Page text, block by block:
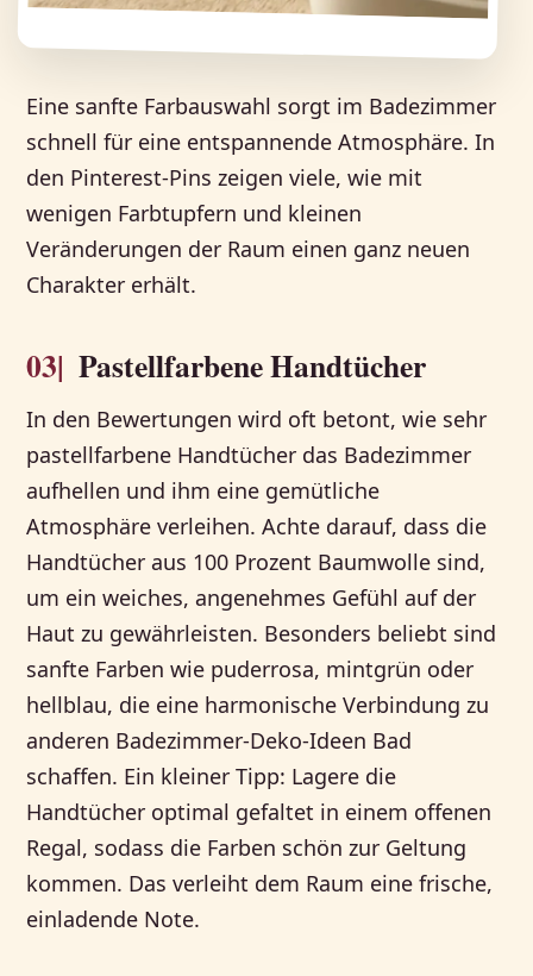
Eine sanfte Farbauswahl sorgt im Badezimmer
schnell für eine entspannende Atmosphäre. In
den Pinterest-Pins zeigen viele, wie mit
wenigen Farbtupfern und kleinen
Veränderungen der Raum einen ganz neuen
Charakter erhält.
03| Pastellfarbene Handtücher
In den Bewertungen wird oft betont, wie sehr
pastellfarbene Handtücher das Badezimmer
aufhellen und ihm eine gemütliche
Atmosphäre verleihen. Achte darauf, dass die
Handtücher aus 100 Prozent Baumwolle sind,
um ein weiches, angenehmes Gefühl auf der
Haut zu gewährleisten. Besonders beliebt sind
sanfte Farben wie puderrosa, mintgrün oder
hellblau, die eine harmonische Verbindung zu
anderen Badezimmer-Deko-Ideen Bad
schaffen. Ein kleiner Tipp: Lagere die
Handtücher optimal gefaltet in einem offenen
Regal, sodass die Farben schön zur Geltung
kommen. Das verleiht dem Raum eine frische,
einladende Note.